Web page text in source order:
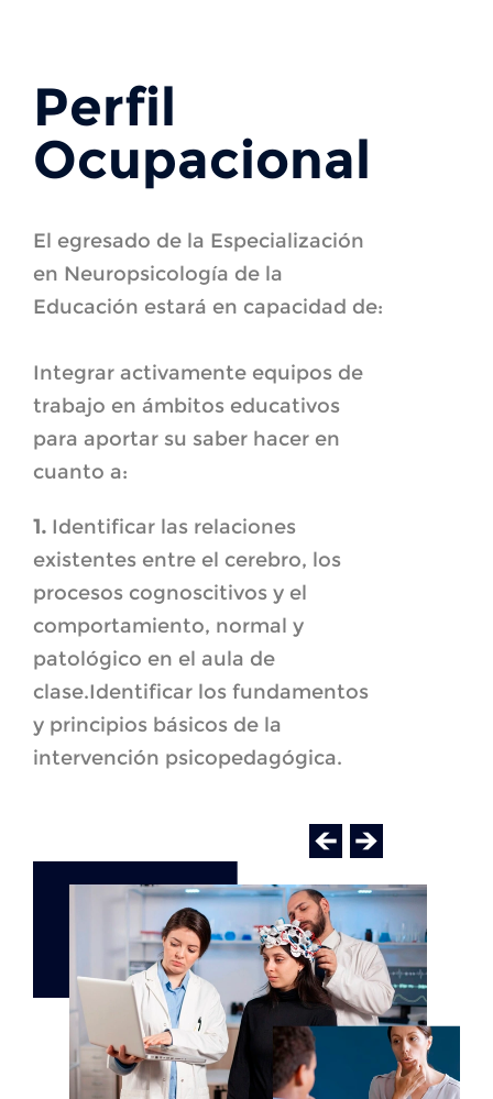
Perfil
Ocupacional
El egresado de la Especialización
en Neuropsicología de la
Educación estará en capacidad de:
Integrar activamente equipos de
trabajo en ámbitos educativos
para aportar su saber hacer en
cuanto a:
1. Identificar las relaciones
existentes entre el cerebro, los
procesos cognoscitivos y el
comportamiento, normal y
patológico en el aula de
clase.Identificar los fundamentos
y principios básicos de la
intervención psicopedagógica.